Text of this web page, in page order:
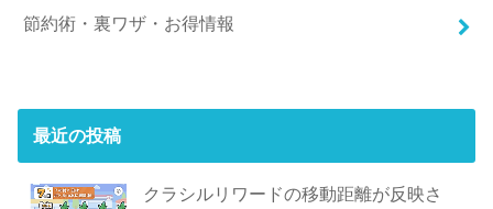
節約術・裏ワザ・お得情報
最近の投稿
クラシルリワードの移動距離が反映さ